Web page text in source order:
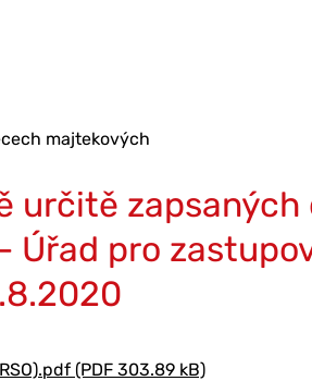
majtekových
určitě zapsaných
pro
(PDF 303.89 kB)